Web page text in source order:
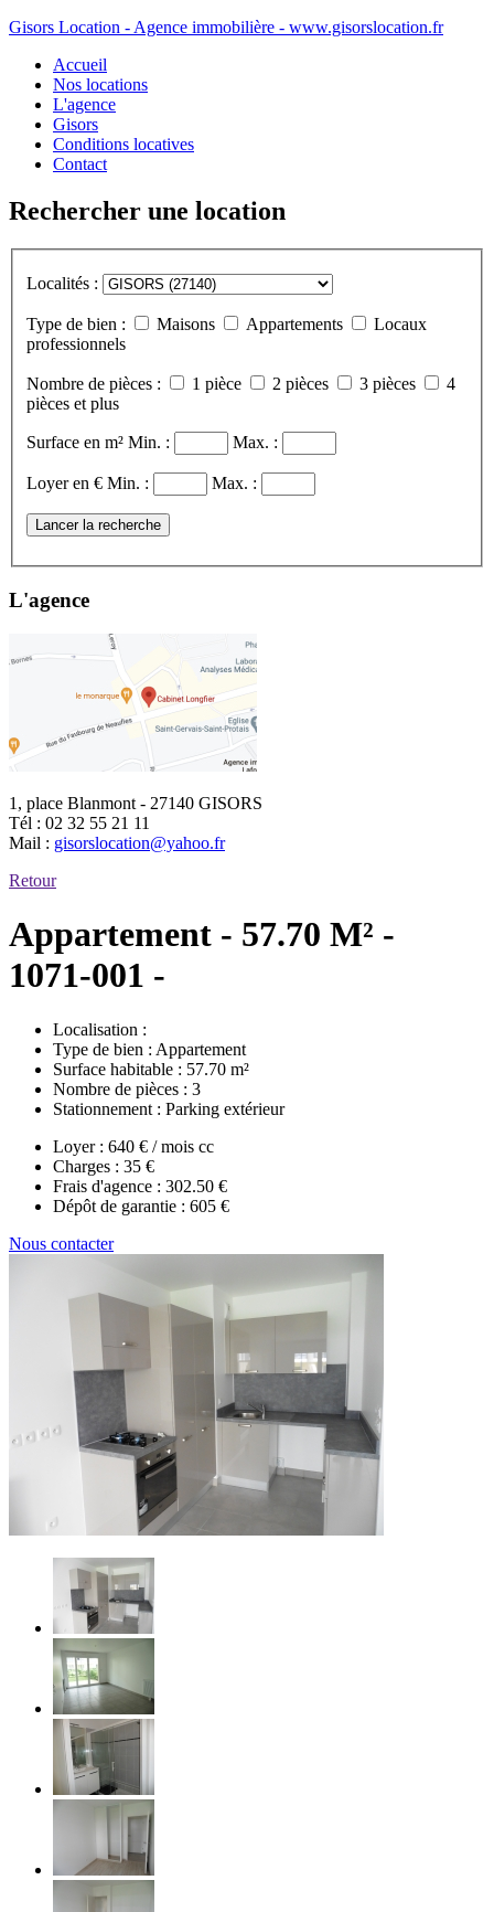
Gisors Location - Agence immobilière - www.gisorslocation.fr
Accueil
Nos locations
L'agence
Gisors
Conditions locatives
Contact
Rechercher une location
Localités :
Type de bien : Maisons Appartements
Locaux
professionnels
Nombre de pièces : 1 pièce 2 pièces 3 pièces
4
pièces et plus
Surface en m² Min. : Max. :
Loyer en € Min. : Max. :
Lancer la recherche
L'agence
1, place Blanmont - 27140 GISORS
Tél : 02 32 55 21 11
Mail : gisorslocation@yahoo.fr
Retour
Appartement - 57.70 M² -
1071-001 -
Localisation :
Type de bien : Appartement
Surface habitable : 57.70 m²
Nombre de pièces : 3
Stationnement : Parking extérieur
Loyer : 640 € / mois cc
Charges : 35 €
Frais d'agence : 302.50 €
Dépôt de garantie : 605 €
Nous contacter